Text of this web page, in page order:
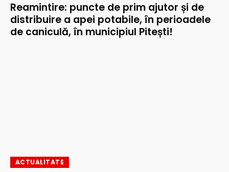
Reamintire: puncte de prim ajutor și de
distribuire a apei potabile, în perioadele
de caniculă, în municipiul Pitești!
ACTUALITATE